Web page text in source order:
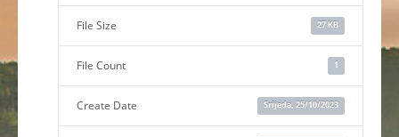
File Size 27 KB
File Count 1
Create Date Srijeda, 25/10/2023